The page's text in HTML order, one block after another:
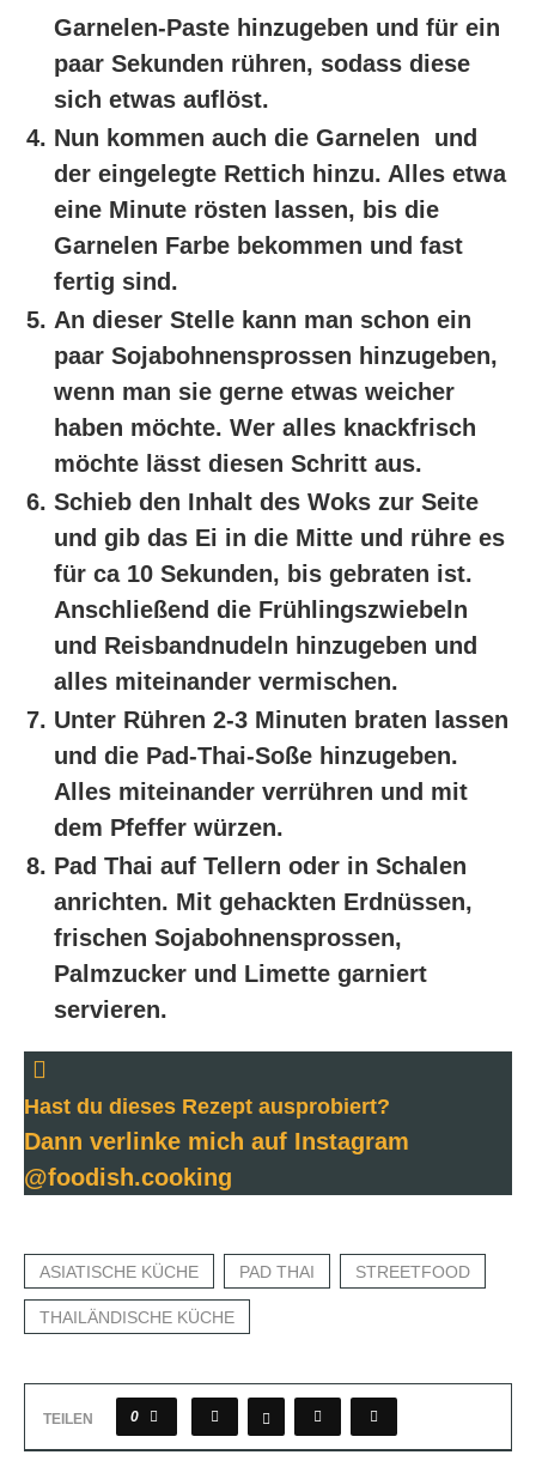
Garnelen-Paste hinzugeben und für ein
paar Sekunden rühren, sodass diese
sich etwas auflöst.
Nun kommen auch die Garnelen und
der eingelegte Rettich hinzu. Alles etwa
eine Minute rösten lassen, bis die
Garnelen Farbe bekommen und fast
fertig sind.
An dieser Stelle kann man schon ein
paar Sojabohnensprossen hinzugeben,
wenn man sie gerne etwas weicher
haben möchte. Wer alles knackfrisch
möchte lässt diesen Schritt aus.
Schieb den Inhalt des Woks zur Seite
und gib das Ei in die Mitte und rühre es
für ca 10 Sekunden, bis gebraten ist.
Anschließend die Frühlingszwiebeln
und Reisbandnudeln hinzugeben und
alles miteinander vermischen.
Unter Rühren 2-3 Minuten braten lassen
und die Pad-Thai-Soße hinzugeben.
Alles miteinander verrühren und mit
dem Pfeffer würzen.
Pad Thai auf Tellern oder in Schalen
anrichten. Mit gehackten Erdnüssen,
frischen Sojabohnensprossen,
Palmzucker und Limette garniert
servieren.
Hast du dieses Rezept ausprobiert?
Dann verlinke mich auf Instagram
@foodish.cooking
ASIATISCHE KÜCHE PAD THAI STREETFOOD
THAILÄNDISCHE KÜCHE
TEILEN 0